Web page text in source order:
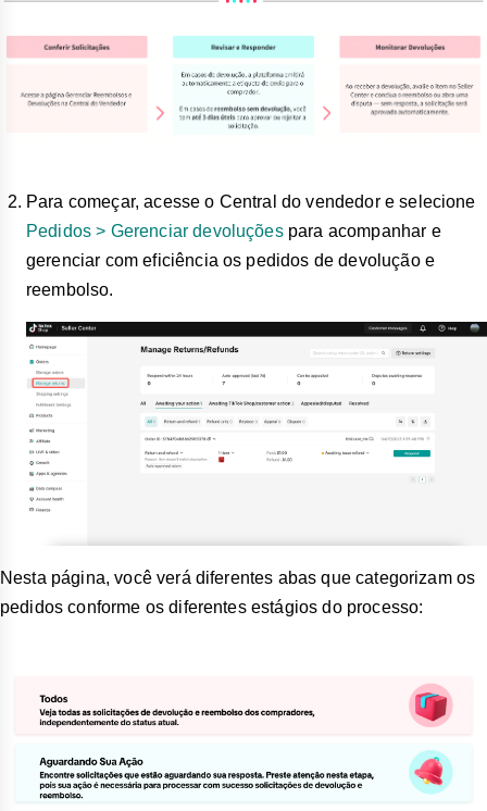
Para começar, acesse o Central do vendedor e selecione
Pedidos > Gerenciar devoluçõespara acompanhar e
gerenciar com eficiência os pedidos de devolução e
reembolso.
Nesta página, você verá diferentes abas que categorizam os
pedidos conforme os diferentes estágios do processo: